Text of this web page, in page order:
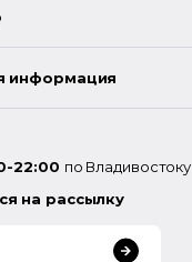
информация
22:00 по Владивостоку
на рассылку